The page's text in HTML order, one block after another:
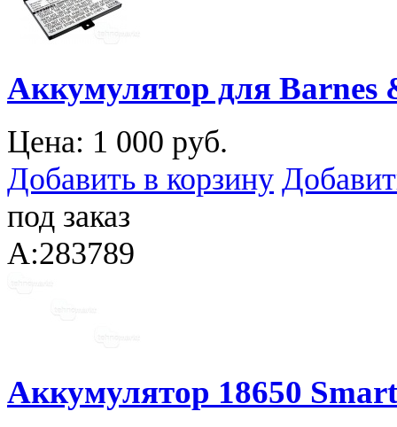
Аккумулятор для Barnes
Цена: 1 000 руб.
Добавить в корзину
под заказ
A:283789
Аккумулятор 18650